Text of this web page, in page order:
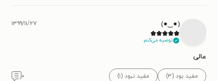
توصیه می‌کنم.
۱۳۹۹/۱۱/۲۷
عالی
مفید بود (۳) مفید نبود (۱) ۰